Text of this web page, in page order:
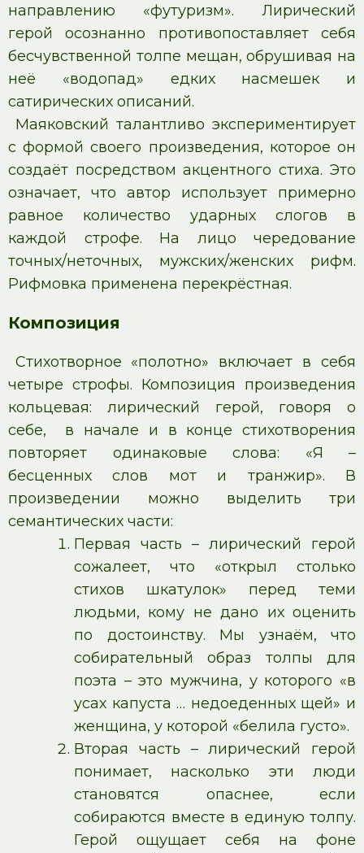
направлению «футуризм». Лирический
герой осознанно противопоставляет себя
бесчувственной толпе мещан, обрушивая на
неё «водопад» едких насмешек и
сатирических описаний.
Маяковский талантливо экспериментирует
с формой своего произведения, которое он
создаёт посредством акцентного стиха. Это
означает, что автор использует примерно
равное количество ударных слогов в
каждой строфе. На лицо чередование
точных/неточных, мужских/женских рифм.
Рифмовка применена перекрёстная.
Композиция
Стихотворное «полотно» включает в себя
четыре строфы. Композиция произведения
кольцевая: лирический герой, говоря о
себе, в начале и в конце стихотворения
повторяет одинаковые слова: «Я –
бесценных слов мот и транжир». В
произведении можно выделить три
семантических части:
Первая часть – лирический герой
сожалеет, что «открыл столько
стихов шкатулок» перед теми
людьми, кому не дано их оценить
по достоинству. Мы узнаём, что
собирательный образ толпы для
поэта – это мужчина, у которого «в
усах капуста … недоеденных щей» и
женщина, у которой «белила густо».
Вторая часть – лирический герой
понимает, насколько эти люди
становятся опаснее, если
собираются вместе в единую толпу.
Герой ощущает себя на фоне